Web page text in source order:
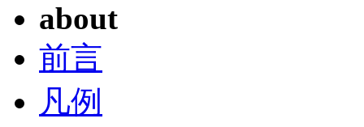
about
前言
凡例